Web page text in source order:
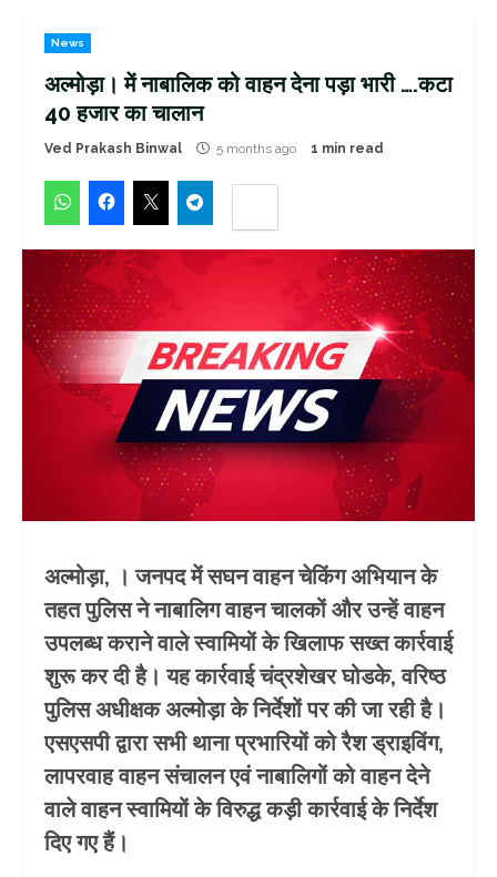
News
अल्मोड़ा। में नाबालिक को वाहन देना पड़ा भारी ….कटा
40 हजार का चालान
Ved Prakash Binwal 5 months ago 1 min read
अल्मोड़ा, । जनपद में सघन वाहन चेकिंग अभियान के
तहत पुलिस ने नाबालिग वाहन चालकों और उन्हें वाहन
उपलब्ध कराने वाले स्वामियों के खिलाफ सख्त कार्रवाई
शुरू कर दी है। यह कार्रवाई चंद्रशेखर घोडके, वरिष्ठ
पुलिस अधीक्षक अल्मोड़ा के निर्देशों पर की जा रही है।
एसएसपी द्वारा सभी थाना प्रभारियों को रैश ड्राइविंग,
लापरवाह वाहन संचालन एवं नाबालिगों को वाहन देने
वाले वाहन स्वामियों के विरुद्ध कड़ी कार्रवाई के निर्देश
दिए गए हैं।